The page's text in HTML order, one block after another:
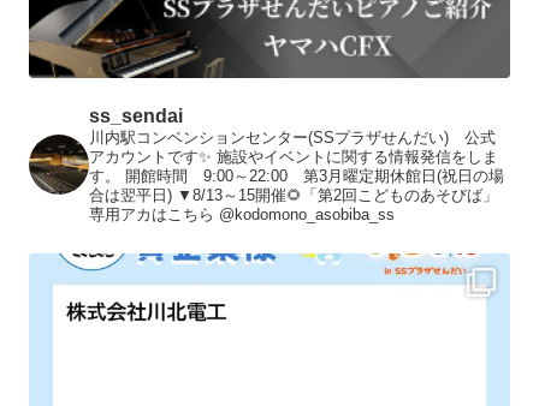
ss_sendai
川内駅コンベンションセンター(SSプラザせんだい) 公式
アカウントです✨ 施設やイベントに関する情報発信をしま
す。
開館時間 9:00～22:00 第3月曜定期休館日(祝日の場
合は翌平日) ▼8/13～15開催🌻「第2回こどものあそびば」
専用アカはこちら @kodomono_asobiba_ss